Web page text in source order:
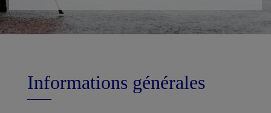
Informations générales